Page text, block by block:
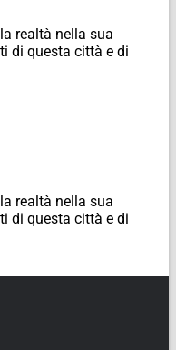
realtà nella sua
di questa città e di
realtà nella sua
di questa città e di